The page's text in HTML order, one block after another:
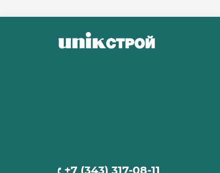
+7 (343) 317-08-11